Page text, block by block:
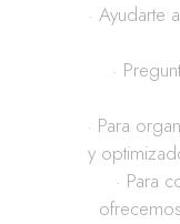
· Ayudarte
·
· Para
y
· Para